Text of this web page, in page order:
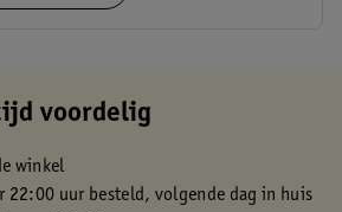
voordelig
winkel
22:00 uur besteld, volgende dag in huis